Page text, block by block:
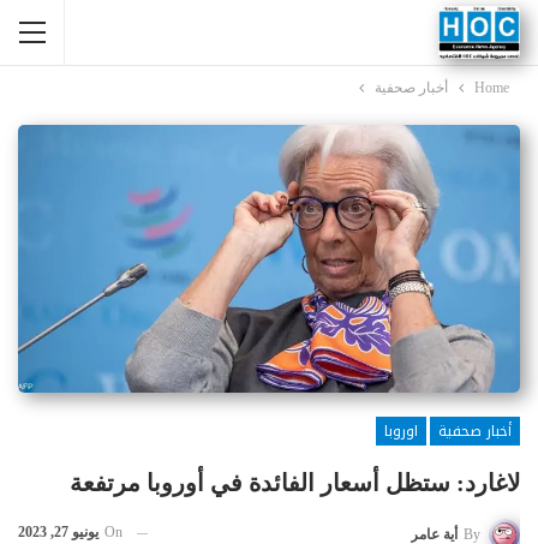
Home أخبار صحفية
أخبار صحفية
اوروبا
لاغارد: ستظل أسعار الفائدة في أوروبا مرتفعة
By أية عامر On يونيو 27, 2023